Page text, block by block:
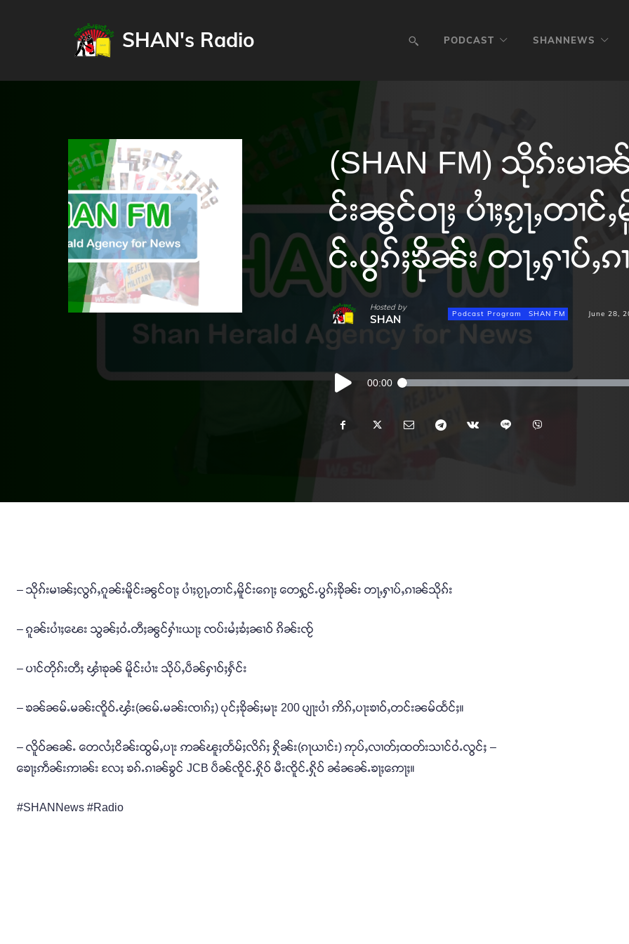
SHAN's Radio PODCAST SHANNEWS
(SHAN FM) သိုၵ်းမ
င်းၼွင်ဝႃႈ ပၢႆႈၵႂႃႇတၢင်
င်ႉပွၵ်ႈၶိုၼ်း တႃႇႁၢပ်ႇ
Hosted by
SHAN Podcast Program SHAN FM June 28,
Audio
Player
00:00
– သိုၵ်းမၢၼ်ႈလွၵ်ႇၵူၼ်းမိူင်းၼွင်ဝႃႈ ပၢႆႈၵႂႃႇတၢင်ႇမိူင်းၵေႃႈ တေႁွင်ႉပွၵ်ႈၶိုၼ်း တႃႇႁၢပ်ႇၵၢၼ်သိုၵ်း
– ၵူၼ်းပၢႆႈၽေး သွၼ်ႈဝႆႉတီႈၼွင်ႁၢႆးယႃႈ ၸပ်းမႆႈၶႆႈၼၢဝ် ၵိၼ်းၸႂ်
– ပၢင်တိုၵ်းတီႈ ၾၢႆၶုၼ် မိူင်းပၢႆး သိုပ်ႇပဵၼ်ႁၢဝ်ႈႁႅင်း
– ၶၼ်ၼမ်ႉမၼ်းၸိူဝ်ႉၾႆး(ၼမ်ႉမၼ်းၸၢၵ်ႈ) ပုင်ႈၶိုၼ်ႈမႃး 200 ပျႃးပၢႆ ဢိၵ်ႇပႃးၶၢဝ်ႇတင်းၼမ်ထႅင်ႈ။
– လိူဝ်ၼၼ်ႉ တေလႆႈငိၼ်းထွမ်ႇပႃး ဢၼ်ၽူႈတႅမ်ႈလိၵ်ႈ ႁိုၼ်း(ၵႃယၢင်း) ဢုပ်ႇလၢတ်ႈထတ်းသၢင်ဝႆႉလွင်ႈ –
ၶေႃႈဢဵၼ်းဢၢၼ်း လႄႈ ၶၵ်ႉၵၢၼ်ၶွင် JCB ပဵၼ်ၸိူင်ႉႁိုဝ် မီးၸိူင်ႉႁိုဝ် ၼႆၼၼ်ႉၶႃႈဢေႃႈ။
#SHANNews #Radio